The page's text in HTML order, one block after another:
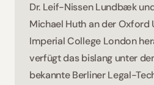
Dr. Leif-Nissen Lundbæk
Michael Huth an der Oxford
Imperial College London
verfügt das bislang unter
bekannte Berliner Legal-